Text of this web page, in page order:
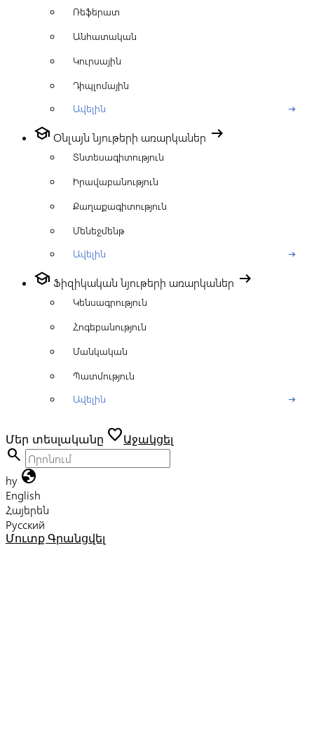
Ռեֆերատ
Անհատական
Կուրսային
Դիպլոմային
Ավելին
arrow_right_alt
school Օնլայն նյութերի առարկաներ arrow_right_alt
Տնտեսագիտություն
Իրավաբանություն
Քաղաքագիտություն
Մենեջմենթ
Ավելին
arrow_right_alt
school Ֆիզիկական նյութերի առարկաներ arrow_right_alt
Կենսագրություն
Հոգեբանություն
Մանկական
Պատմություն
Ավելին
arrow_right_alt
Մեր տեսլականը favoriteԱջակցել
search
hy globe
English
Հայերեն
Русский
Մուտք Գրանցվել